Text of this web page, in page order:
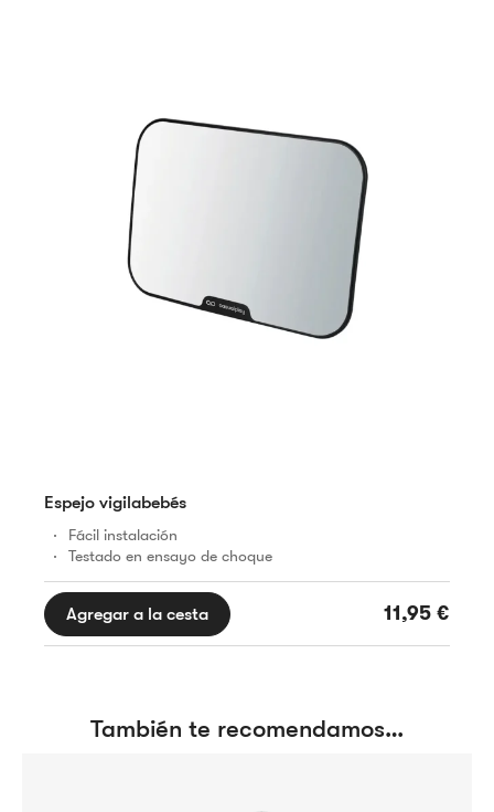
Espejo vigilabebés
Fácil instalación
Testado en ensayo de choque
Agregar a la cesta 11,95 €
También te recomendamos…